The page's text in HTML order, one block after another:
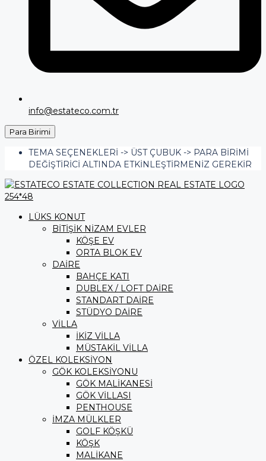
info@estateco.com.tr
Para Birimi
TEMA SEÇENEKLERI -> ÜST ÇUBUK -> PARA BIRIMI
DEĞIŞTIRICI ALTINDA ETKINLEŞTIRMENIZ GEREKIR
LÜKS KONUT
BİTİŞİK NİZAM EVLER
KÖŞE EV
ORTA BLOK EV
DAİRE
BAHÇE KATI
DUBLEX / LOFT DAİRE
STANDART DAİRE
STÜDYO DAİRE
VİLLA
İKİZ VİLLA
MÜSTAKİL VİLLA
ÖZEL KOLEKSİYON
GÖK KOLEKSİYONU
GÖK MALİKANESİ
GÖK VİLLASI
PENTHOUSE
İMZA MÜLKLER
GOLF KÖŞKÜ
KÖŞK
MALİKANE